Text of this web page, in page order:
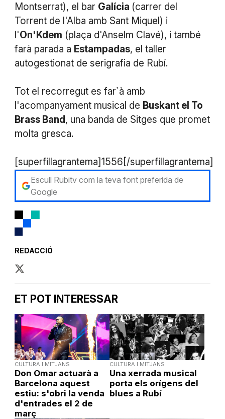
Montserrat), el bar Galícia (carrer del
Torrent de l'Alba amb Sant Miquel) i
l'On'Kdem (plaça d'Anselm Clavé), i també
farà parada a Estampadas, el taller
autogestionat de serigrafia de Rubí.
Tot el recorregut es far`à amb
l'acompanyament musical de Buskant el To
Brass Band, una banda de Sitges que promet
molta gresca.
[superfillagrantema]1556[/superfillagrantema]
Escull Rubitv com la teva font preferida de
Google
REDACCIÓ
ET POT INTERESSAR
CULTURA I MITJANS
Don Omar actuarà a
Barcelona aquest
estiu: s'obri la venda
d'entrades el 2 de
març
CULTURA I MITJANS
Una xerrada musical
porta els orígens del
blues a Rubí